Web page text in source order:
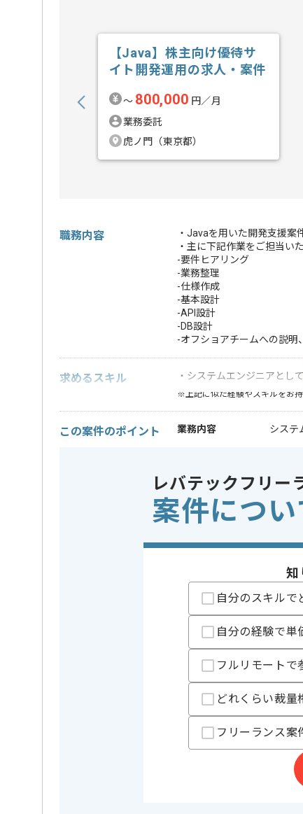
【Java】株主向け優待サ
イト開発運用の求人・案件
〜 800,000 円／月
業務委託
虎ノ門（東京都）
職務内容
・Javaを用いた開発支援案
・主に下記作業をご担当い
-要件ヒアリング
-業務整理
-仕様作成
-基本設計
-API設計
-DB設計
-オフショアチームへの説明
求めるスキル ・システムエンジニアとし
※上記に似た経験やスキルをお
この案件のポイント 業務内容
システ
システム、アプリケーション開発事業、ITエンジニ
Javaを用いた実務経験を活かしたい方にお勧めです
基本的には一部リモートでの作業を見込んでおります
レバテックフリー
案件につい
知
自分のスキルで
自分の経験で単
フルリモートで
どれくらい裁量
フリーランス案